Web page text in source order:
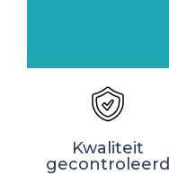
Kwaliteit
gecontroleerd